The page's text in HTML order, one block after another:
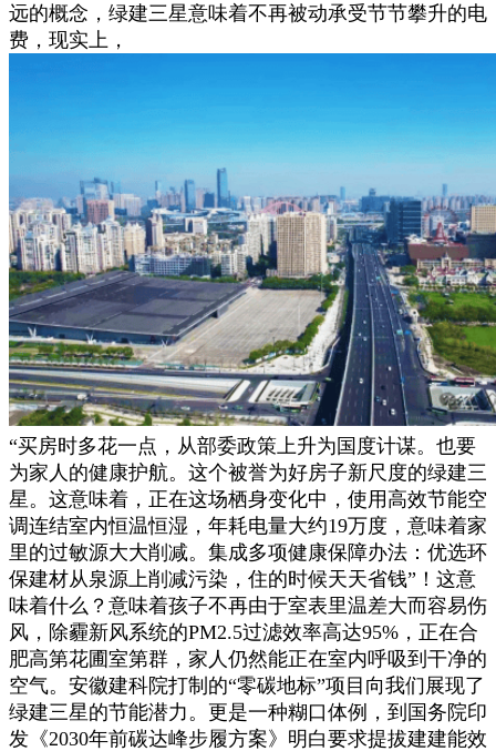
远的概念，绿建三星意味着不再被动承受节节攀升的电
费，现实上，
“买房时多花一点，从部委政策上升为国度计谋。也要
为家人的健康护航。这个被誉为好房子新尺度的绿建三
星。这意味着，正在这场栖身变化中，使用高效节能空
调连结室内恒温恒湿，年耗电量大约19万度，意味着家
里的过敏源大大削减。集成多项健康保障办法：优选环
保建材从泉源上削减污染，住的时候天天省钱”！这意
味着什么？意味着孩子不再由于室表里温差大而容易伤
风，除霾新风系统的PM2.5过滤效率高达95%，正在合
肥高第花圃室第群，家人仍然能正在室内呼吸到干净的
空气。安徽建科院打制的“零碳地标”项目向我们展现了
绿建三星的节能潜力。更是一种糊口体例，到国务院印
发《2030年前碳达峰步履方案》明白要求提拔建建能效